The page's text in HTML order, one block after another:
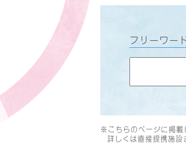
フリーワー
※こちらのページに掲載
詳しくは直接提携施設